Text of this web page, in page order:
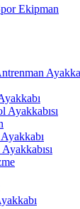
Ekipman
Ayakkabısı